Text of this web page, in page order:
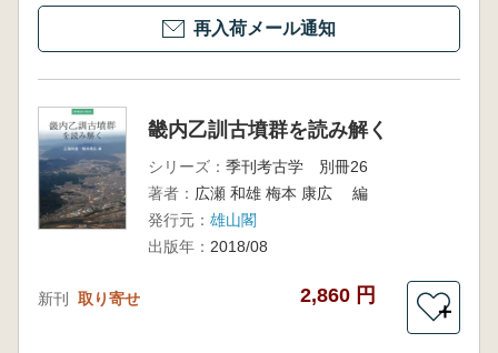
再入荷メール通知
畿内乙訓古墳群を読み解く
シリーズ： 季刊考古学 別冊26
著者： 広瀬 和雄 梅本 康広 編
発行元： 雄山閣
出版年： 2018/08
新刊 取り寄せ 2,860 円
＋